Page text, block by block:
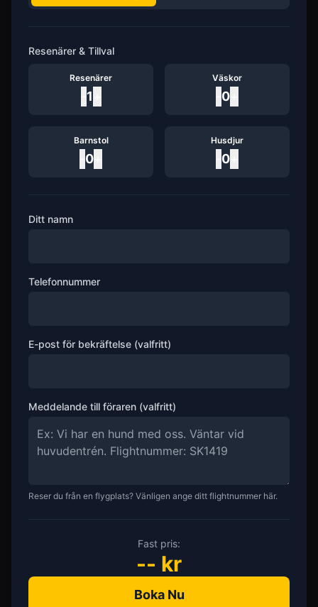
Resenärer & Tillval
Resenärer
1
Väskor
0
Barnstol
0
Husdjur
0
Ditt namn
Telefonnummer
E-post för bekräftelse (valfritt)
Meddelande till föraren (valfritt)
Reser du från en flygplats? Vänligen ange ditt flightnummer här.
Fast pris:
-- kr
Boka Nu